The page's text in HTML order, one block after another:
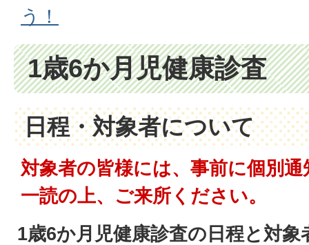
う！
1歳6か月児健康診査
日程・対象者について
対象者の皆様には、事前に個別
一読の上、ご来所ください。
1歳6か月児健康診査の日程と対象